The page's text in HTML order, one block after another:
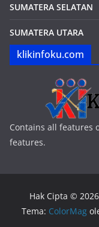
SUMATERA SELATAN
SUMATERA UTARA
klikinfoku.com
Contains all features
features.
Hak Cipta © 2026
Tema: ColorMag